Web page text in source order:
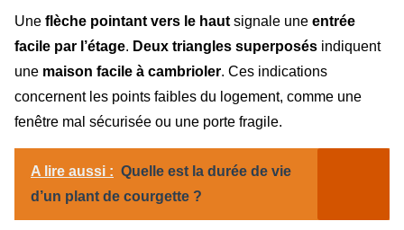
Une flèche pointant vers le haut signale une entrée
facile par l’étage. Deux triangles superposés indiquent
une maison facile à cambrioler. Ces indications
concernent les points faibles du logement, comme une
fenêtre mal sécurisée ou une porte fragile.
A lire aussi : Quelle est la durée de vie
d’un plant de courgette ?